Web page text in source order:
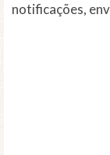
notificações,